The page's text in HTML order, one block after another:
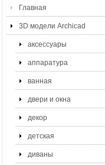
Главная
3D модели Archicad
аксессуары
аппаратура
ванная
двери и окна
декор
детская
диваны